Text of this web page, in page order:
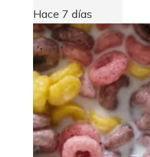
Hace 7 días